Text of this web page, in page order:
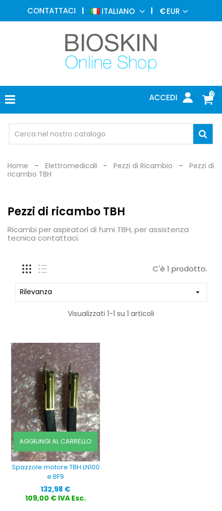
CONTATTACI ITALIANO €EUR
0
ACCEDI
MEDICINA
ESTETICA
DERMATOLOGIA
FOTOTERAPIA
ELETTROMEDICALI
MEDICO
OCCHIALI
DI
Home Elettromedicali Pezzi di Ricambio
Pezzi di
ricambo TBH
Pezzi di ricambo TBH
Ricambi per aspiratori di fumi TBH, per assistenza
tecnica contattaci.
C'è 1 prodotto.
Rilevanza 
Visualizzati 1-1 su 1 articoli
AGGIUNGI AL CARRELLO
Spazzole motore TBH LN100
e BF9
Prezzo
132,98 €
109,00 € IVA Esc.